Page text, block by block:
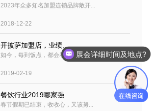
2023年众多知名加盟连锁品牌敞开...
2018-12-22
开披萨加盟店，业绩...
如今，每到饭点，都会看到必胜客...
2019-02-19
餐饮行业2019哪家强...
春节假期已结束，收收心，又该努...
展会详细时间及地点?